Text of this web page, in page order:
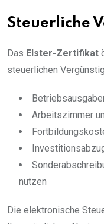
Steuerliche
Das Elster-Zertifikat
steuerlichen
Arbeitszimmer
nutzen
Die elektronische